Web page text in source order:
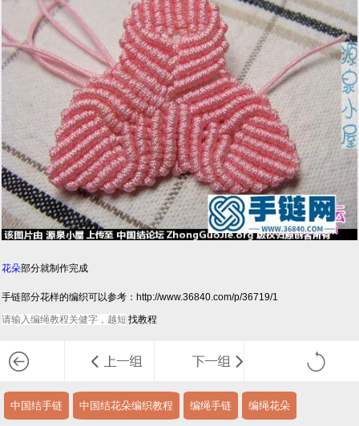
花朵部分就制作完成
手链部分花样的编织可以参考：http://www.36840.com/p/36719/1
中国结手链 中国结花朵编织教程 编绳手链 编绳花朵